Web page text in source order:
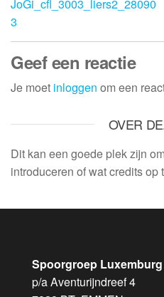
JoGi_cfl_3003_liers2_28090
3
Geef een reactie
Je moet inloggen om een
OVER
Dit kan een goede plek zijn
introduceren of wat credits op
Spoorgroep Luxemburg
p/a Aventurijndreef 4